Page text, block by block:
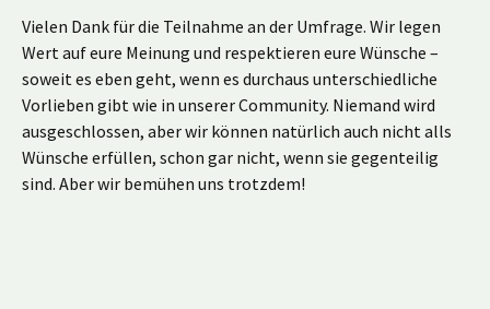
Vielen Dank für die Teilnahme an der Umfrage. Wir legen
Wert auf eure Meinung und respektieren eure Wünsche –
soweit es eben geht, wenn es durchaus unterschiedliche
Vorlieben gibt wie in unserer Community. Niemand wird
ausgeschlossen, aber wir können natürlich auch nicht alls
Wünsche erfüllen, schon gar nicht, wenn sie gegenteilig
sind. Aber wir bemühen uns trotzdem!